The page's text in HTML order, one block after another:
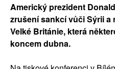
Americký prezident
zrušení sankcí vůči Sýrii a
Velké Británie, která
koncem dubna.